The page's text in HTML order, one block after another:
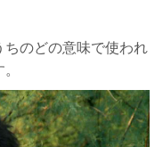
のどの意味で使われ